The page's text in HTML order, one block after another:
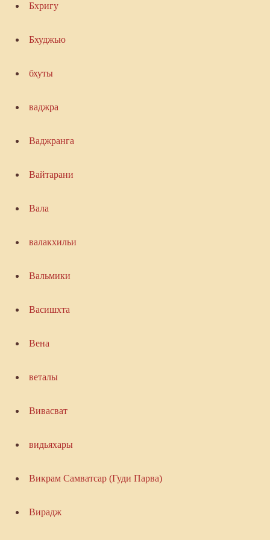
Бхригу
Бхуджью
бхуты
ваджра
Ваджранга
Вайтарани
Вала
валакхильи
Вальмики
Васишхта
Вена
веталы
Вивасват
видьяхары
Викрам Самватсар (Гуди Парва)
Вирадж